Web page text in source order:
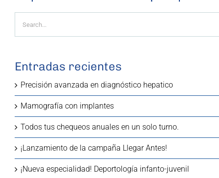
for:
Entradas recientes
Precisión avanzada en diagnóstico hepatico
Mamografía con implantes
Todos tus chequeos anuales en un solo turno.
¡Lanzamiento de la campaña Llegar Antes!
¡Nueva especialidad! Deportología infanto-juvenil